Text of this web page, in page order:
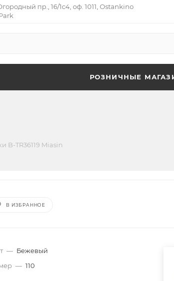
пр., 16/1с4, оф. 1011, Ostankino
РОЗНИЧНЫЕ
B-TR36119 Miasin
В ИЗБРАННОЕ
— Бежевый
— 110